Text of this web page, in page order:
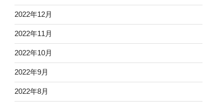
2022年12月
2022年11月
2022年10月
2022年9月
2022年8月